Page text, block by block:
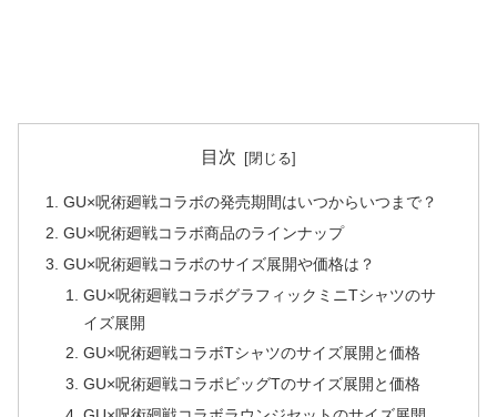
目次
GU×呪術廻戦コラボの発売期間はいつからいつまで？
GU×呪術廻戦コラボ商品のラインナップ
GU×呪術廻戦コラボのサイズ展開や価格は？
GU×呪術廻戦コラボグラフィックミニTシャツのサ
イズ展開
GU×呪術廻戦コラボTシャツのサイズ展開と価格
GU×呪術廻戦コラボビッグTのサイズ展開と価格